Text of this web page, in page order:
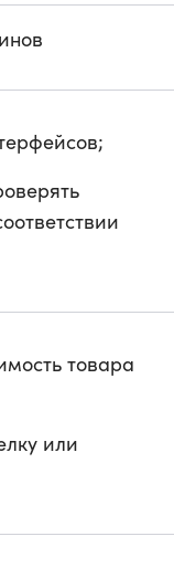
товара
или